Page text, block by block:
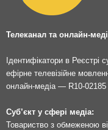
Телеканал та онлайн-
Ідентифікатори в Реєстрі
ефірне телевізійне
онлайн-медіа — R10-02185
Суб’єкт у сфері медіа:
Товариство з обмеженою